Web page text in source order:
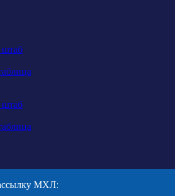
штаб
штаб
МХЛ: